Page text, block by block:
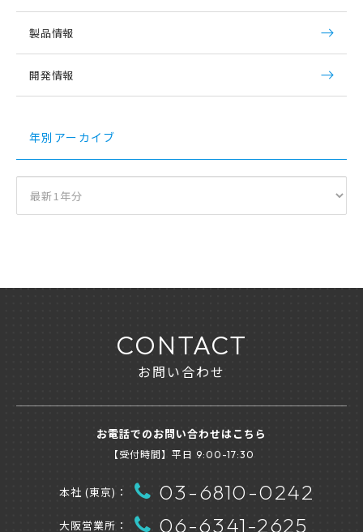
製品情報
開発情報
年別アーカイブ
CONTACT
お問い合わせ
お電話でのお問い合わせはこちら
【受付時間】平日 9:00-17:30
本社 (東京)： 03-6810-0242
大阪営業所： 06-6341-2625